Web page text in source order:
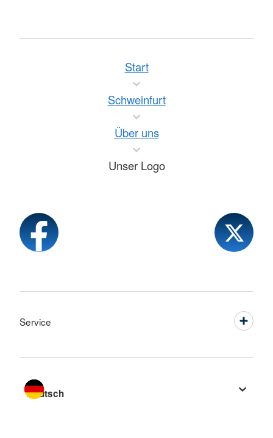
Start
Schweinfurt
Über uns
Unser Logo
Service
Sprache wechseln zu